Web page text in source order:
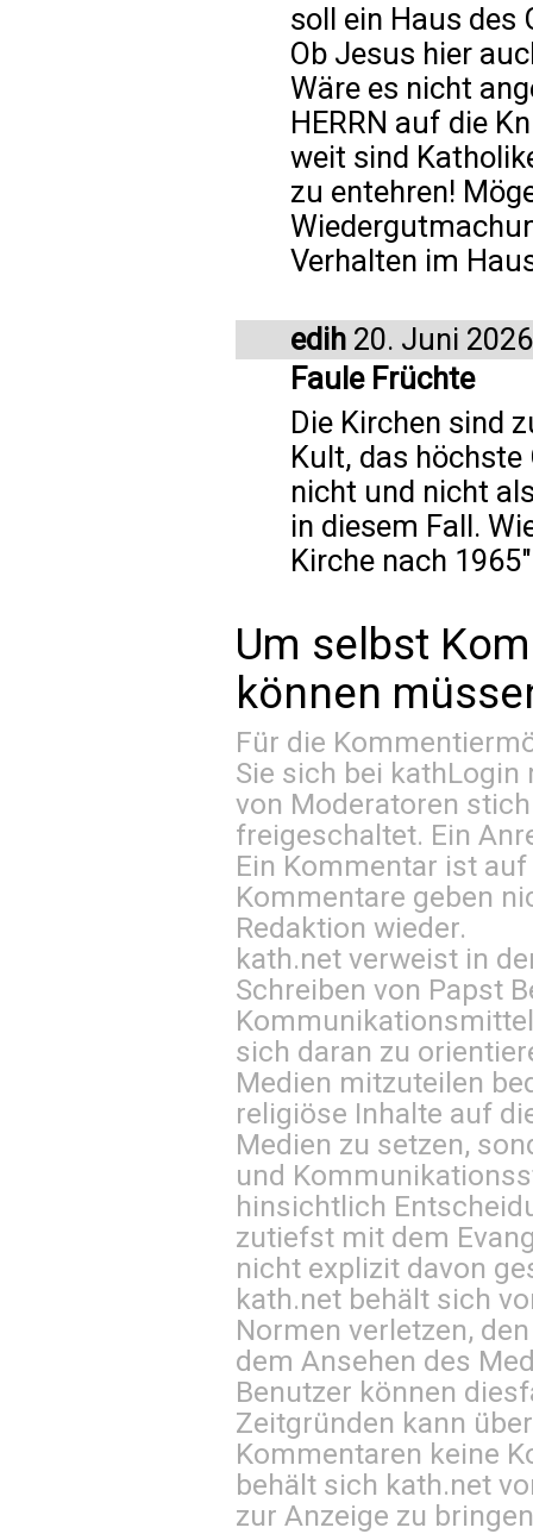
soll ein Haus des
Ob Jesus hier
Wäre es nicht
HERRN auf die
weit sind
zu entehren!
Verhalten im
edih 20. Juni 2026
Faule Früchte
Die Kirchen sind
Kult, das höchste
nicht und nicht
in diesem Fall.
Kirche nach
Um selbst
können
Für die
Sie sich bei kathLogin
von Moderatoren
freigeschaltet. Ein
Ein Kommentar ist
Kommentare geben
Redaktion wieder.
kath.net verweist in
Schreiben von Papst
sich daran zu
Medien mitzuteilen
religiöse Inhalte auf
Medien zu setzen,
und
hinsichtlich
zutiefst mit dem
nicht explizit davon
kath.net behält sich
Normen verletzen,
dem Ansehen des
Benutzer können
Zeitgründen kann
Kommentaren keine
behält sich kath.net
zur Anzeige zu